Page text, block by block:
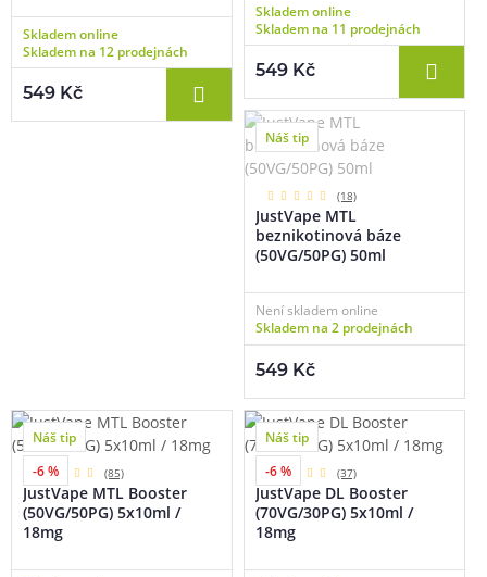
Skladem online
Skladem na 12 prodejnách
549 Kč
Skladem online
Skladem na 11 prodejnách
549 Kč
Náš tip
(18)
JustVape MTL
beznikotinová báze
(50VG/50PG) 50ml
Není skladem online
Skladem na 2 prodejnách
549 Kč
Náš tip
-6 %
(85)
JustVape MTL Booster
(50VG/50PG) 5x10ml /
18mg
Náš tip
-6 %
(37)
JustVape DL Booster
(70VG/30PG) 5x10ml /
18mg